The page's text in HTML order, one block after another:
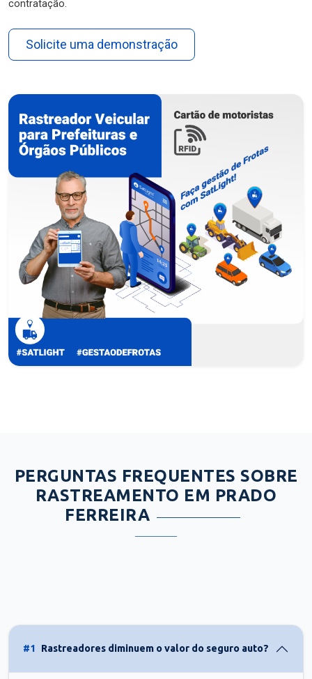
contratação.
Solicite uma demonstração
PERGUNTAS FREQUENTES SOBRE
RASTREAMENTO EM PRADO
FERREIRA
#1 Rastreadores diminuem o valor do seguro auto?